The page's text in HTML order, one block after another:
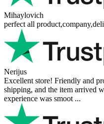
Mihaylovich
perfect all
Nerijus
Excellent store! Friendly and
shipping, and the item arrived
experience was smoot ...